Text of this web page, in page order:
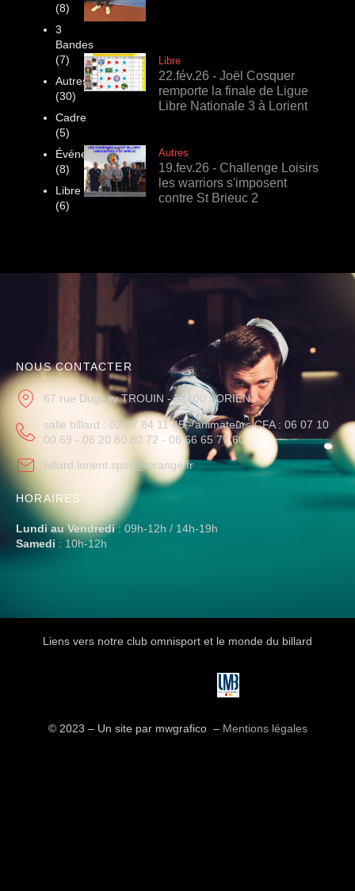
(8)
3
Bandes
(7)
Autres
(30)
Cadre
(5)
Événements
(8)
Libre
(6)
Libre
22.fév.26 - Joël Cosquer
remporte la finale de Ligue
Libre Nationale 3 à Lorient
Autres
19.fev.26 - Challenge Loisirs
les warriors s'imposent
contre St Brieuc 2
NOUS CONTACTER
67 rue Duguay TROUIN - 56100 LORIENT
salle billard : 02 97 84 11 45 - animateurs CFA : 06 07 10
00 69 - 06 20 80 80 72 - 06 66 65 77 60
billard.lorient.sport@orange.fr
HORAIRES
Lundi au Vendredi: 09h-12h / 14h-19h
Samedi : 10h-12h
Liens vers notre club omnisport et le monde du billard
© 2023 – Un site par mwgrafico ​ – Mentions légales